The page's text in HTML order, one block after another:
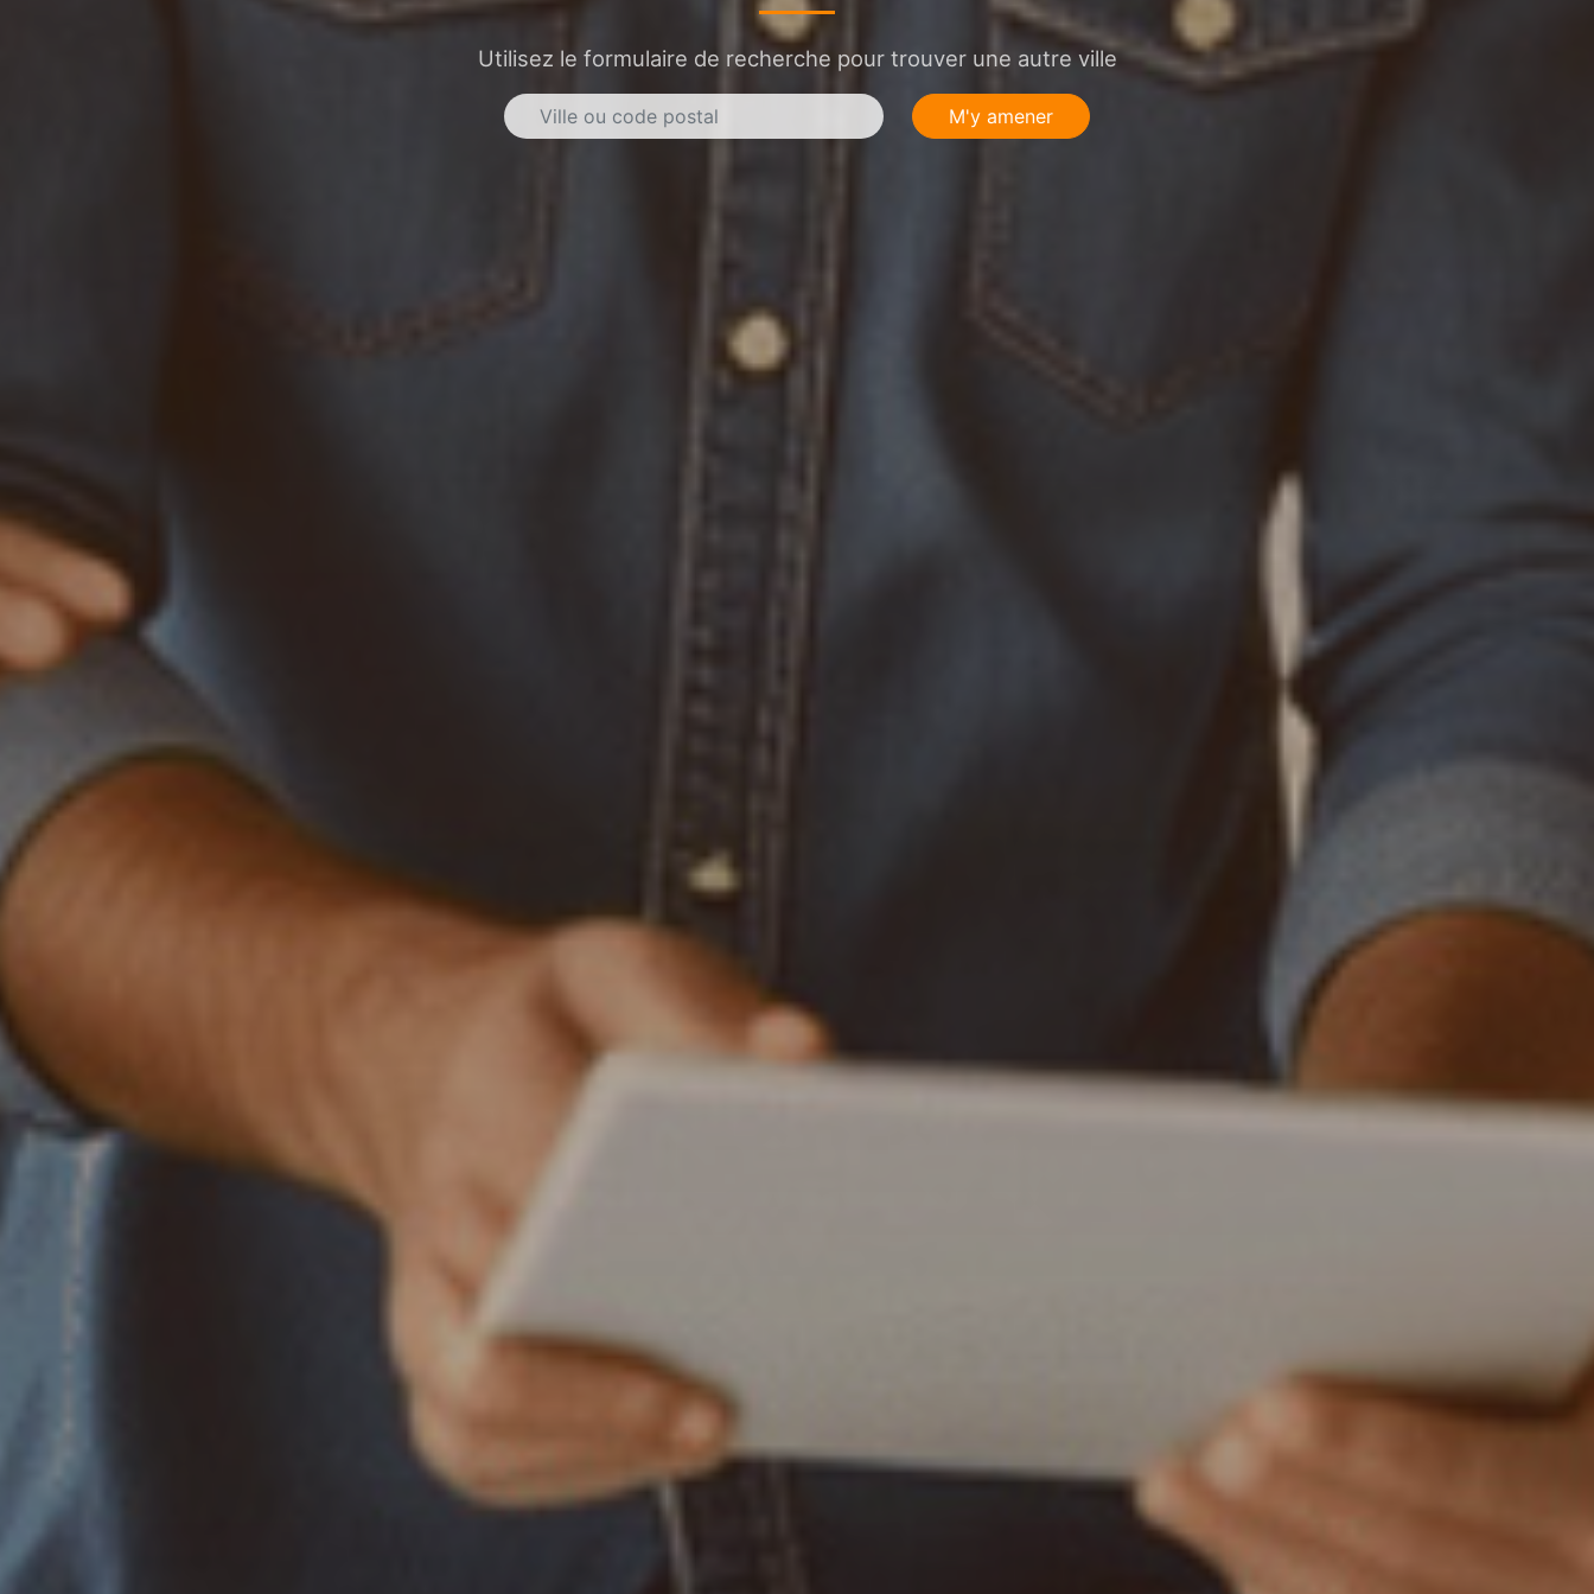
Utilisez le formulaire de recherche pour trouver une autre ville
M'y amener